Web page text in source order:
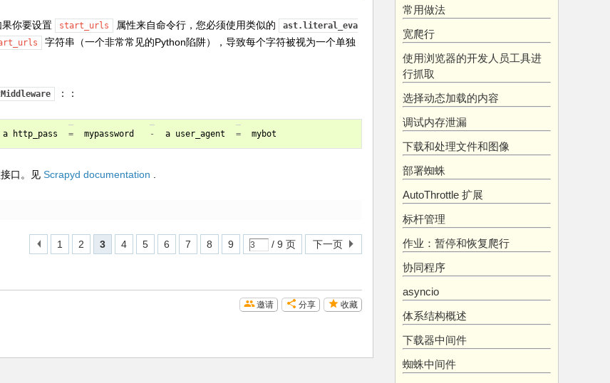
你要设置 start_urls 属性来自命令行，您必须使用类似的
ast.literal_eva
字符串（一个非常常见的Python陷阱），导致每个字符被视为一个单独
：：
a http_pass = mypassword - a user_agent = mybot
口。见 Scrapyd documentation
1 2 3 4 5 6 7 8 9 / 9 页 下一页
收藏
分享
邀请
常用做法
宽爬行
使用浏览器的开发人员工具进
行抓取
选择动态加载的内容
调试内存泄漏
下载和处理文件和图像
部署蜘蛛
AutoThrottle 扩展
标杆管理
作业：暂停和恢复爬行
协同程序
asyncio
体系结构概述
下载器中间件
蜘蛛中间件